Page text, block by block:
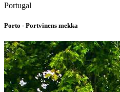
Portugal
Porto - Portvinens mekka